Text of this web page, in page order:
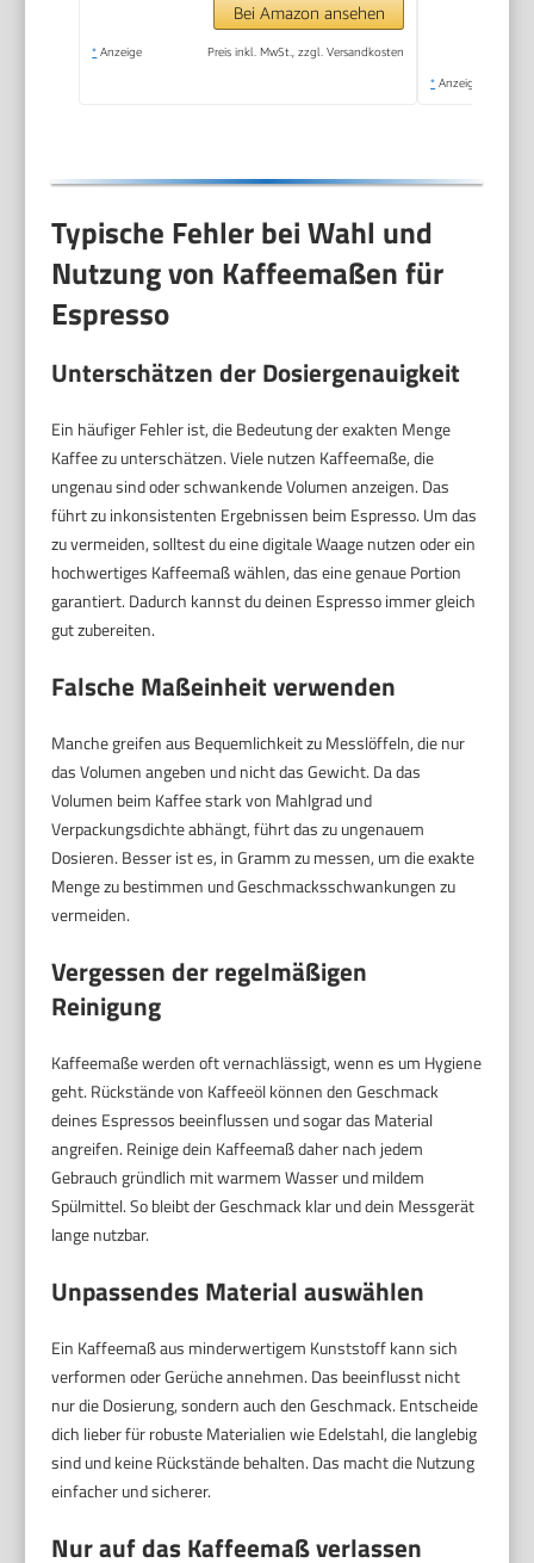
Bei Amazon ansehen
* Anzeige Preis inkl. MwSt., zzgl. Versandkosten
* Anzeige
Typische Fehler bei Wahl und
Nutzung von Kaffeemaßen für
Espresso
Unterschätzen der Dosiergenauigkeit
Ein häufiger Fehler ist, die Bedeutung der exakten Menge
Kaffee zu unterschätzen. Viele nutzen Kaffeemaße, die
ungenau sind oder schwankende Volumen anzeigen. Das
führt zu inkonsistenten Ergebnissen beim Espresso. Um das
zu vermeiden, solltest du eine digitale Waage nutzen oder ein
hochwertiges Kaffeemaß wählen, das eine genaue Portion
garantiert. Dadurch kannst du deinen Espresso immer gleich
gut zubereiten.
Falsche Maßeinheit verwenden
Manche greifen aus Bequemlichkeit zu Messlöffeln, die nur
das Volumen angeben und nicht das Gewicht. Da das
Volumen beim Kaffee stark von Mahlgrad und
Verpackungsdichte abhängt, führt das zu ungenauem
Dosieren. Besser ist es, in Gramm zu messen, um die exakte
Menge zu bestimmen und Geschmacksschwankungen zu
vermeiden.
Vergessen der regelmäßigen
Reinigung
Kaffeemaße werden oft vernachlässigt, wenn es um Hygiene
geht. Rückstände von Kaffeeöl können den Geschmack
deines Espressos beeinflussen und sogar das Material
angreifen. Reinige dein Kaffeemaß daher nach jedem
Gebrauch gründlich mit warmem Wasser und mildem
Spülmittel. So bleibt der Geschmack klar und dein Messgerät
lange nutzbar.
Unpassendes Material auswählen
Ein Kaffeemaß aus minderwertigem Kunststoff kann sich
verformen oder Gerüche annehmen. Das beeinflusst nicht
nur die Dosierung, sondern auch den Geschmack. Entscheide
dich lieber für robuste Materialien wie Edelstahl, die langlebig
sind und keine Rückstände behalten. Das macht die Nutzung
einfacher und sicherer.
Nur auf das Kaffeemaß verlassen